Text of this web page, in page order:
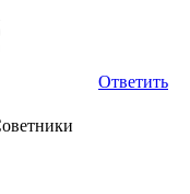
Ответить